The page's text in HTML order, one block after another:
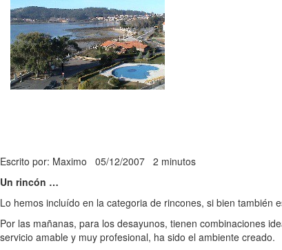
Escrito por: Maximo 05/12/2007 2 minutos
Un rincón …
Lo hemos incluído en la categoria de rincones, si bien también
Por las mañanas, para los desayunos, tienen combinaciones
servicio amable y muy profesional, ha sido el ambiente creado.